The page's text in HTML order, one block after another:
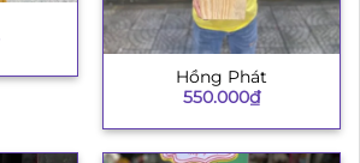
Hồng Phát
550.000₫